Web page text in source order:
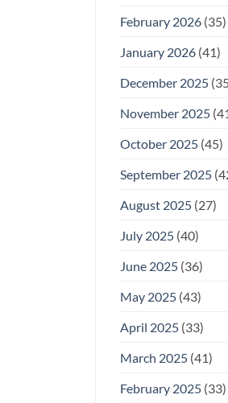
February 2026(35)
January 2026(41)
December 2025
November 2025
October 2025(45)
September 2025
August 2025(27)
July 2025(40)
June 2025(36)
May 2025(43)
April 2025(33)
March 2025(41)
February 2025(33)